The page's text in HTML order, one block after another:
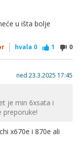
u išta bolje
hvala 0 1 0
ned 23.3.2025 17:45
je min 6xsata i
preporuke!
x670e i 870e ali